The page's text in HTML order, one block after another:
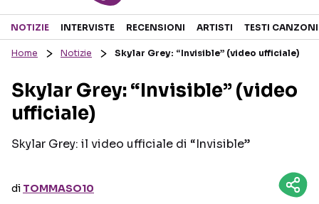
Sezioni
RECENSIONI MUSICALI
INTERVISTE
GOSSIP E CURIOSITÀ
TESTI CANZONI
TALENT SHOW
NOTIZIE INTERVISTE RECENSIONI ARTISTI TESTI CANZONI
Home Notizie Skylar Grey: “Invisible” (video ufficiale)
Skylar Grey: “Invisible” (video
ufficiale)
Skylar Grey: il video ufficiale di “Invisible”
di TOMMASO10